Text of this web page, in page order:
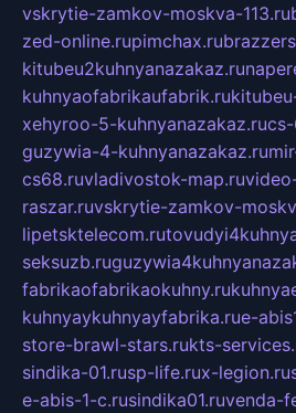
vskrytie-zamkov-moskva-113.ru
zed-online.rupimchax.ru
kitubeu2kuhnyanazakaz.ru
kuhnyaofabrikaufabrik.ru
xehyroo-5-kuhnyanazakaz.ru
guzywia-4-kuhnyanazakaz.ru
cs68.ruvladivostok-map.ru
raszar.ruvskrytie-zamkov-
lipetsktelecom.ru
seksuzb.ru
fabrikaofabrikaokuhny.ru
kuhnyaykuhnyayfabrika.rue-
store-brawl-stars.rukts-
sindika-01.rusp-life.rux-legion.ru
e-abis-1-c.rusindika01.ruvenda-